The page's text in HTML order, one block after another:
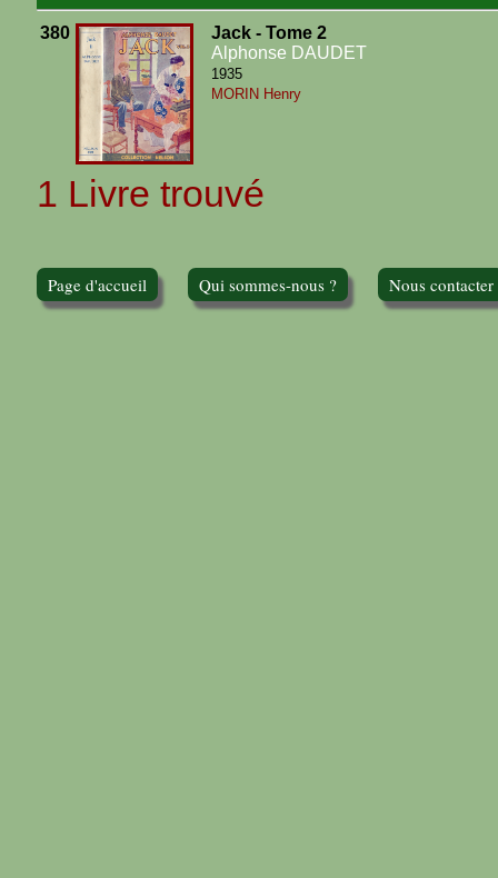
380
Jack - Tome 2
Alphonse DAUDET
1935
MORIN Henry
1 Livre trouvé
Page d'accueil Qui sommes-nous ? Nous contacter